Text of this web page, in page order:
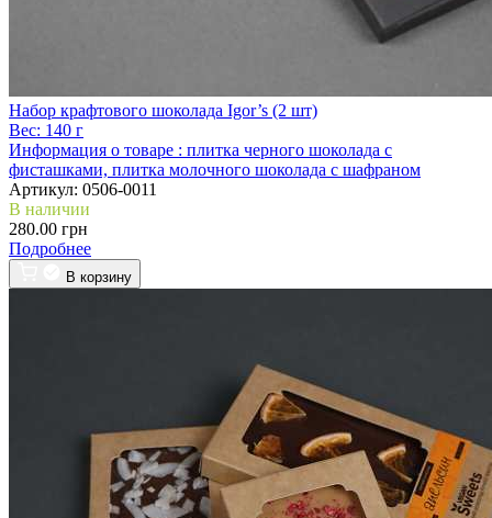
Набор крафтового шоколада Igor’s (2 шт)
Вес: 140 г
Информация о товаре : плитка черного шоколада с
фисташками, плитка молочного шоколада с шафраном
Артикул: 0506-0011
В наличии
280.00 грн
Подробнее
В корзину